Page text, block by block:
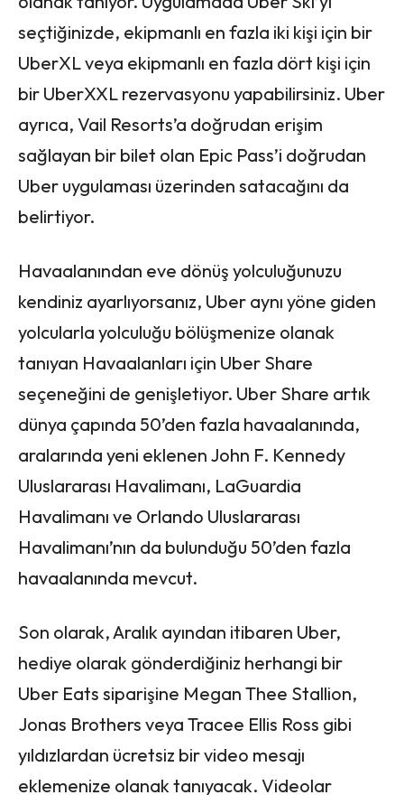
seçtiğinizde, ekipmanlı en fazla iki kişi için bir
UberXL veya ekipmanlı en fazla dört kişi için
bir UberXXL rezervasyonu yapabilirsiniz. Uber
ayrıca, Vail Resorts’a doğrudan erişim
sağlayan bir bilet olan Epic Pass’i doğrudan
Uber uygulaması üzerinden satacağını da
belirtiyor.
Havaalanından eve dönüş yolculuğunuzu
kendiniz ayarlıyorsanız, Uber aynı yöne giden
yolcularla yolculuğu bölüşmenize olanak
tanıyan Havaalanları için Uber Share
seçeneğini de genişletiyor. Uber Share artık
dünya çapında 50’den fazla havaalanında,
aralarında yeni eklenen John F. Kennedy
Uluslararası Havalimanı, LaGuardia
Havalimanı ve Orlando Uluslararası
Havalimanı’nın da bulunduğu 50’den fazla
havaalanında mevcut.
Son olarak, Aralık ayından itibaren Uber,
hediye olarak gönderdiğiniz herhangi bir
Uber Eats siparişine Megan Thee Stallion,
Jonas Brothers veya Tracee Ellis Ross gibi
yıldızlardan ücretsiz bir video mesajı
eklemenize olanak tanıyacak. Videolar